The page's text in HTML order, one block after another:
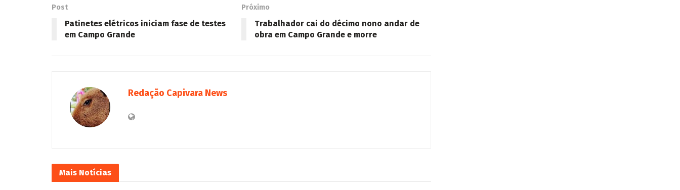
Post
Patinetes elétricos iniciam fase de testes
em Campo Grande
Próximo
Trabalhador cai do décimo nono andar de
obra em Campo Grande e morre
Redação Capivara News
Mais Notícias